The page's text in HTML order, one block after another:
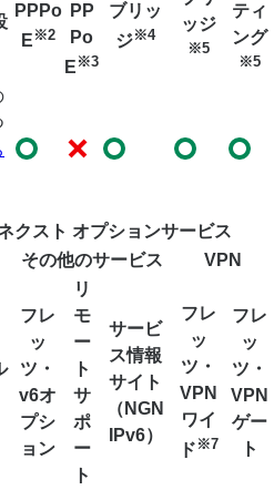
PPPo
E ※2
PP
Po
E ※3
ブリッ
ジ※4
ッジ
※5
ティ
ング
※5
クスト オプションサービス
その他のサービス VPN
フレ
ッ
ツ・
v6オ
プシ
ョン
リ
モ
ー
ト
サ
ポ
ー
ト
サービ
ス情報
サイト
（NGN
IPv6）
フレ
ッ
ツ・
VPN
ワイ
ド ※7
フレ
ッ
ツ・
VPN
ゲー
ト